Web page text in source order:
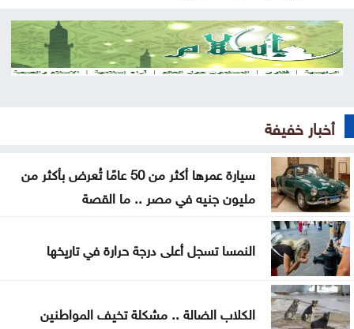
الاحتلال يعتقل ويحقق ميدانيا مع أكثر من 60 فلسطينيا
من مخيم قلنديا
الشمال في إربد
بيان صادر عن اللجنة النقابية للعاملين في شركة البوتاس
العربية
ندوة بعنوان المفرق .. عروس البادية ودورها في بناء
السردية الأردنية الأحد
أخبار خفيفة
سيارة عمرها أكثر من 50 عامًا تُعرض بأكثر من
مليون جنيه في مصر .. ما القصة
النمسا تسجل أعلى درجة حرارة في تاريخها
الكلاب الضالة .. مشكلة تخيف المواطنين